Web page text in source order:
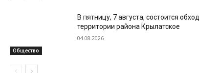
Общество
В пятницу, 7 августа, состоится обход
территории района Крылатское
04.08.2026